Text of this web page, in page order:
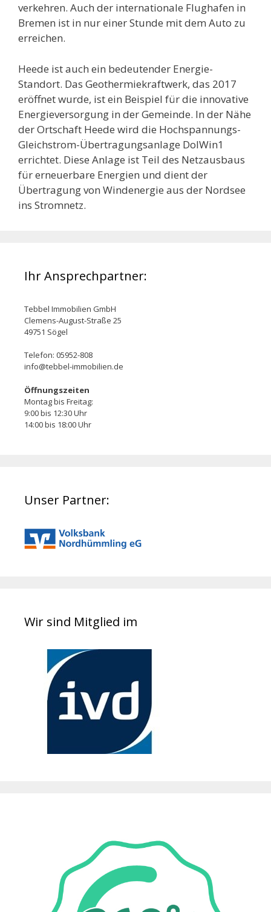
verkehren. Auch der internationale Flughafen in
Bremen ist in nur einer Stunde mit dem Auto zu
erreichen.
Heede ist auch ein bedeutender Energie-
Standort. Das Geothermiekraftwerk, das 2017
eröffnet wurde, ist ein Beispiel für die innovative
Energieversorgung in der Gemeinde. In der Nähe
der Ortschaft Heede wird die Hochspannungs-
Gleichstrom-Übertragungsanlage DolWin1
errichtet. Diese Anlage ist Teil des Netzausbaus
für erneuerbare Energien und dient der
Übertragung von Windenergie aus der Nordsee
ins Stromnetz.
Ihr Ansprechpartner:
Tebbel Immobilien GmbH
Clemens-August-Straße 25
49751 Sögel
Telefon: 05952-808
info@tebbel-immobilien.de
Öffnungszeiten
Montag bis Freitag:
9:00 bis 12:30 Uhr
14:00 bis 18:00 Uhr
Unser Partner:
Wir sind Mitglied im